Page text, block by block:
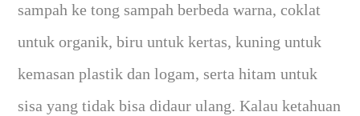
sampah ke tong sampah berbeda warna, coklat
untuk organik, biru untuk kertas, kuning untuk
kemasan plastik dan logam, serta hitam untuk
sisa yang tidak bisa didaur ulang. Kalau ketahuan